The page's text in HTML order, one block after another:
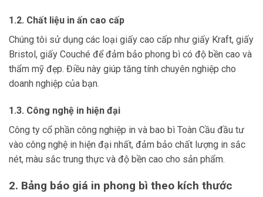
1.2. Chất liệu in ấn cao cấp
Chúng tôi sử dụng các loại giấy cao cấp như giấy Kraft, giấy
Bristol, giấy Couché để đảm bảo phong bì có độ bền cao và
thẩm mỹ đẹp. Điều này giúp tăng tính chuyên nghiệp cho
doanh nghiệp của bạn.
1.3. Công nghệ in hiện đại
Công ty cổ phần công nghiệp in và bao bì Toàn Cầu đầu tư
vào công nghệ in hiện đại nhất, đảm bảo chất lượng in sắc
nét, màu sắc trung thực và độ bền cao cho sản phẩm.
2. Bảng báo giá in phong bì theo kích thước